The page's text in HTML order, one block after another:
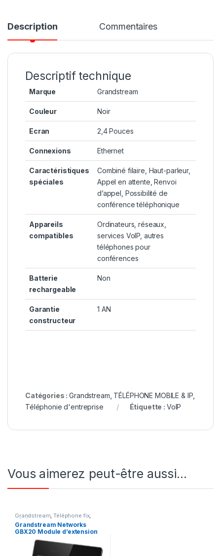
Description Commentaires
Descriptif technique
Marque ‎Grandstream
Couleur ‎Noir
Ecran ‎2,4 Pouces
Connexions ‎Ethernet
Caractéristiques
spéciales
‎Combiné filaire, Haut-parleur,
Appel en attente, Renvoi
d’appel, Possibilité de
conférence téléphonique
Appareils
compatibles
‎Ordinateurs, réseaux,
services VoIP, autres
téléphones pour
conférences
Batterie
rechargeable
‎Non
Garantie
constructeur
‎1 AN
Catégories :Grandstream TÉLÉPHONE MOBILE & IP
Téléphonie d'entreprise
Étiquette : VoIP
Vous aimerez peut-être aussi…
Grandstream,Téléphone fix,
TÉLÉPHONE MOBILE & IP
Téléphonie d'entreprise
Grandstream Networks
GBX20 Module d’extension
pour GRP2615 ou GXV3350
(GBX20)